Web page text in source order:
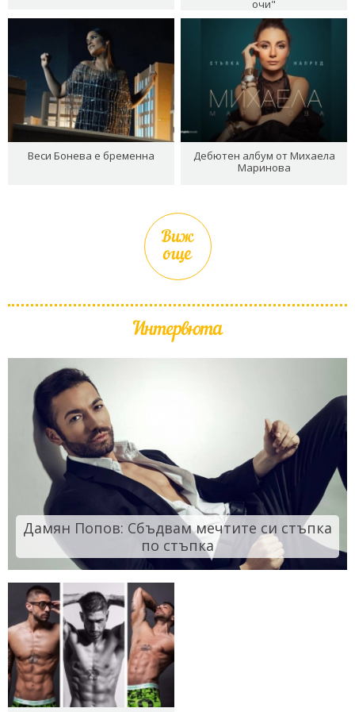
очи"
Веси Бонева е бременна
Дебютен албум от Михаела
Маринова
Виж
още
Интервюта
Дамян Попов: Сбъдвам мечтите си стъпка
по стъпка